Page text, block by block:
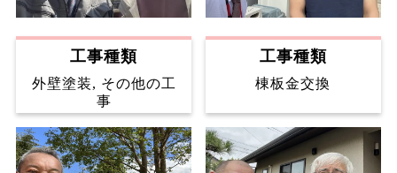
工事種類
外壁塗装, その他の工
事
工事種類
棟板金交換